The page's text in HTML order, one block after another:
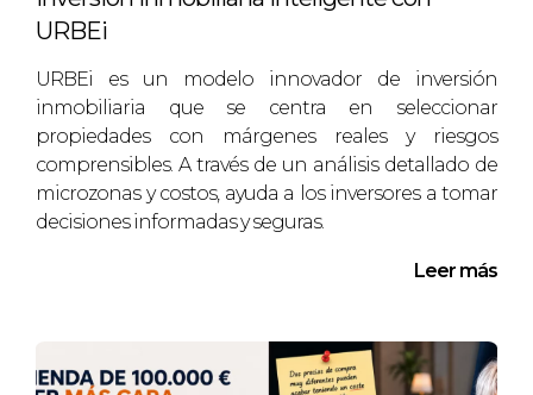
IMPORTANCIA DEL
ANÁLISIS DE MERCADO
Otro ejemplo es el caso de Javier, quien se
sintió abrumado por la idea de invertir en un
área desconocida. Su miedo real era perder
Sin embargo, al asociarse con URBEi, Javier
del mercado antes de realizar una compra.
Juntos revisamos datos sobre crecimiento
URBEi
URBEi es un modelo innovador de inversión
inmobiliaria que se centra en seleccionar
propiedades con márgenes reales y riesgos
comprensibles. A través de un análisis detallado de
microzonas y costos, ayuda a los inversores a tomar
decisiones informadas y seguras.
Leer más